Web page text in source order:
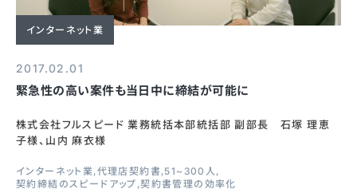
インターネット業
2017.02.01
緊急性の高い案件も当日中に締結が可能に
株式会社フルスピード 業務統括本部統括部 副部長 石塚 理恵
子様、山内 麻衣様
インターネット業 代理店契約書 51~300人
契約締結のスピードアップ 契約書管理の効率化